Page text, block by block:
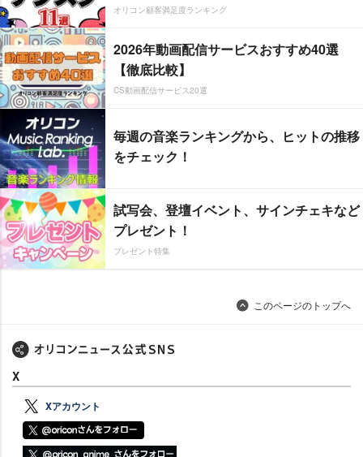
オリコン顧客満足度ランキング
2026年動画配信サービスおすすめ40選
【徹底比較】
CS動画配信サービス20選
毎週の音楽ランキングから、ヒットの推移
をチェック！
試写会、登壇イベント、サインチェキなど
プレゼント！
プレゼント特集
このページのトップへ
X
Xアカウント